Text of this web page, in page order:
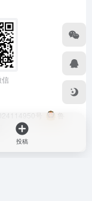
信
号
鲁
投稿